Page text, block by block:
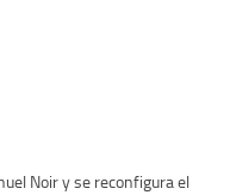
Noir y se reconfigura el